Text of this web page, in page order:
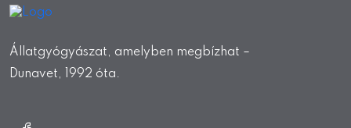
Állatgyógyászat, amelyben megbízhat –
Dunavet, 1992 óta.